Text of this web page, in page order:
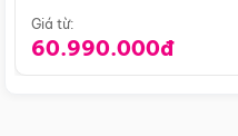
Giá từ:
60.990.000đ